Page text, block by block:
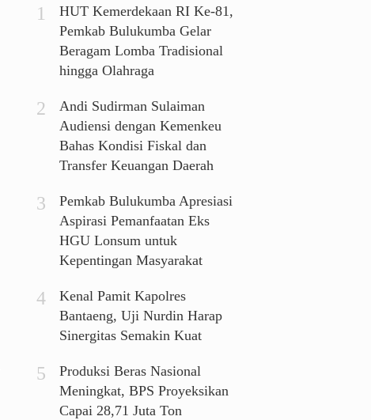
HUT Kemerdekaan RI Ke-81,
Pemkab Bulukumba Gelar
Beragam Lomba Tradisional
hingga Olahraga
Andi Sudirman Sulaiman
Audiensi dengan Kemenkeu
Bahas Kondisi Fiskal dan
Transfer Keuangan Daerah
Pemkab Bulukumba Apresiasi
Aspirasi Pemanfaatan Eks
HGU Lonsum untuk
Kepentingan Masyarakat
Kenal Pamit Kapolres
Bantaeng, Uji Nurdin Harap
Sinergitas Semakin Kuat
Produksi Beras Nasional
Meningkat, BPS Proyeksikan
Capai 28,71 Juta Ton